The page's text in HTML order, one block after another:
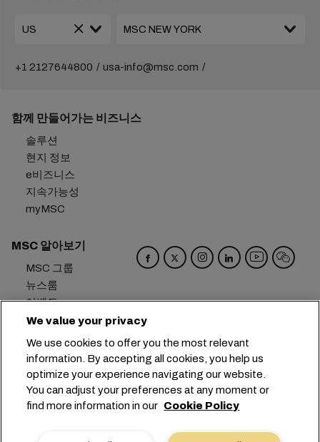
+1 2127644800 usa-info@msc.com
함께 만들어가는 비즈니스
솔루션
현지 정보
e비즈니스
지속가능성
myMSC
MSC 알아보기
MSC 그룹
뉴스룸
이벤트
블로그
문의하기
본사: +41 227038888
info@msc.com
Chemin Rieu 12, 1208 Geneva
Switzerland
We value your privacy
We use cookies to offer you the most relevant
information. By accepting all cookies, you help us
optimize your experience navigating our website.
You can adjust your preferences at any moment or
find more information in our Cookie Policy